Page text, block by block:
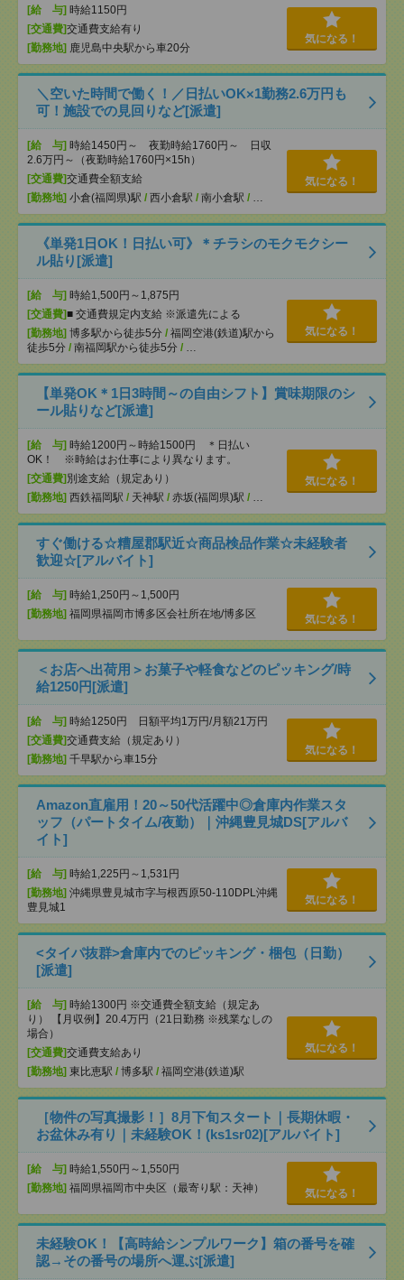
[給 与] 時給1150円
[交通費]交通費支給有り
[勤務地] 鹿児島中央駅から車20分
気になる！
＼空いた時間で働く！／日払いOK×1勤務2.6万円も
可！施設での見回りなど[派遣]
[給 与] 時給1450円～ 夜勤時給1760円～ 日収
2.6万円～（夜勤時給1760円×15h）
[交通費]交通費全額支給
[勤務地] 小倉(福岡県)駅 / 西小倉駅 / 南小倉駅 / …
気になる！
《単発1日OK！日払い可》＊チラシのモクモクシー
ル貼り[派遣]
[給 与] 時給1,500円～1,875円
[交通費]■ 交通費規定内支給 ※派遣先による
[勤務地] 博多駅から徒歩5分 / 福岡空港(鉄道)駅から
徒歩5分 / 南福岡駅から徒歩5分 / …
気になる！
【単発OK＊1日3時間～の自由シフト】賞味期限のシ
ール貼りなど[派遣]
[給 与] 時給1200円～時給1500円 ＊日払い
OK！ ※時給はお仕事により異なります。
[交通費] 別途支給（規定あり）
[勤務地] 西鉄福岡駅 / 天神駅 / 赤坂(福岡県)駅 / …
気になる！
すぐ働ける☆糟屋郡駅近☆商品検品作業☆未経験者
歓迎☆[アルバイト]
[給 与] 時給1,250円～1,500円
[勤務地] 福岡県福岡市博多区会社所在地/博多区 気になる！
＜お店へ出荷用＞お菓子や軽食などのピッキング/時
給1250円[派遣]
[給 与] 時給1250円 日額平均1万円/月額21万円
[交通費]交通費支給（規定あり）
[勤務地] 千早駅から車15分
気になる！
Amazon直雇用！20～50代活躍中◎倉庫内作業スタ
ッフ（パートタイム/夜勤）｜沖縄豊見城DS[アルバ
イト]
[給 与] 時給1,225円～1,531円
[勤務地] 沖縄県豊見城市字与根西原50-110DPL沖縄
豊見城1
気になる！
<タイパ抜群>倉庫内でのピッキング・梱包（日勤）
[派遣]
[給 与] 時給1300円 ※交通費全額支給（規定あ
り） 【月収例】20.4万円（21日勤務 ※残業なしの
場合）
[交通費]交通費支給あり
[勤務地] 東比恵駅 / 博多駅 / 福岡空港(鉄道)駅
気になる！
［物件の写真撮影！］8月下旬スタート｜長期休暇・
お盆休み有り｜未経験OK！(ks1sr02)[アルバイト]
[給 与] 時給1,550円～1,550円
[勤務地] 福岡県福岡市中央区（最寄り駅：天神） 気になる！
未経験OK！【高時給シンプルワーク】箱の番号を確
認→その番号の場所へ運ぶ[派遣]